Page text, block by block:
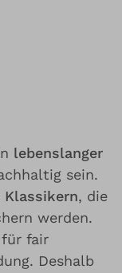
lebenslanger
sein.
Klassikern, die
werden.
fair
Deshalb